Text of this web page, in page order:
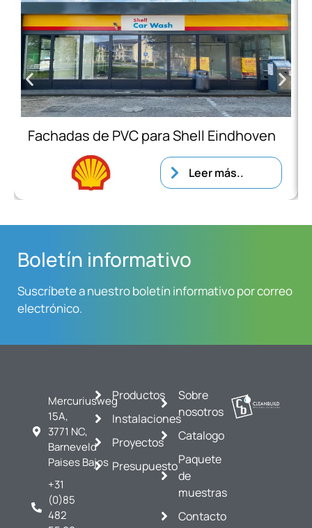
Fachadas de PVC para Shell Eindhoven
Leer más..
Boletín informativo
Suscríbete a nuestro boletín informativo por correo
electrónico.
Mercuriusweg
15A,
3771 NC,
Barneveld
Paises Bajos
+31
(0)85
482
Productos
Instalaciones
Proyectos
Presupuesto
Sobre
nosotros
Catalogo
Paquete
de
muestras
Contacto